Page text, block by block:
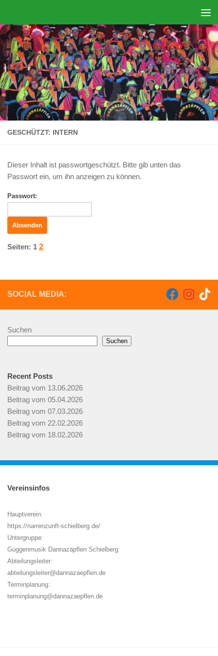
GESCHÜTZT: INTERN
Dieser Inhalt ist passwortgeschützt. Bitte gib unten das
Passwort ein, um ihn anzeigen zu können.
Passwort:
Seiten: 1 2
SOCIAL MEDIA:
Suchen
Suchen
Recent Posts
Beitrag vom 13.06.2026
Beitrag vom 05.04.2026
Beitrag vom 07.03.2026
Beitrag vom 22.02.2026
Beitrag vom 18.02.2026
Vereinsinfos
Hauptverein:
https://narrenzunft-schielberg.de/
Untergruppe:
Guggenmusik Dannazäpflen Schielberg
Abteilungsleiter:
abteilungsleiter@dannazaepflen.de
Terminplanung:
terminplanung@dannazaepflen.de